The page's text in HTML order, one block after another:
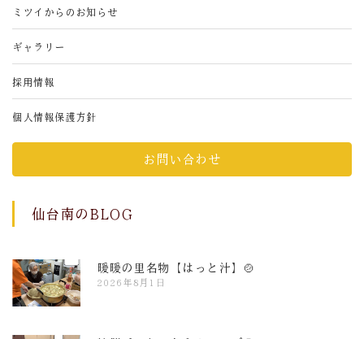
ミツイからのお知らせ
ギャラリー
採用情報
個人情報保護方針
お問い合わせ
仙台南のBLOG
暖暖の里名物【はっと汁】🍲
2026年8月1日